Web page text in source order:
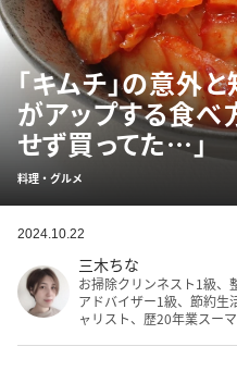
「キムチ」の意外
がアップする食べ
せず買ってた…」
料理・グルメ
2024.10.22
三木ちな
お掃除クリンネスト1級、
アドバイザー1級、節約生
ャリスト、歴20年業スー